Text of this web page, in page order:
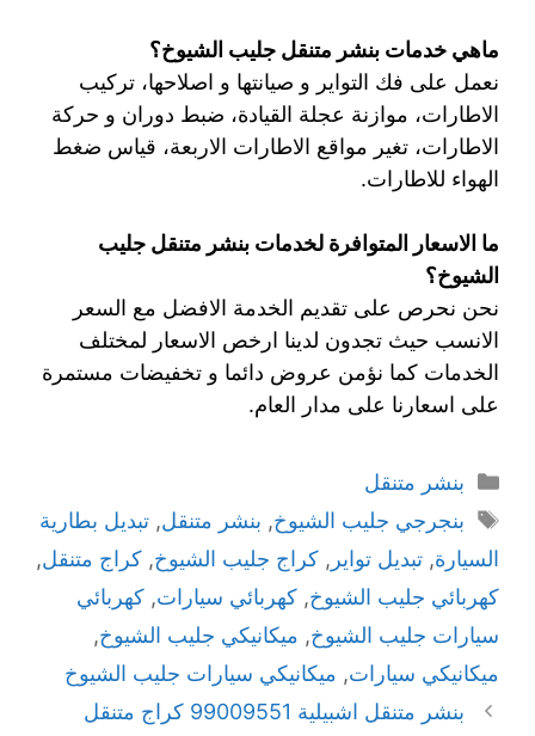
ماهي خدمات بنشر متنقل جليب الشيوخ؟
نعمل على فك التواير و صيانتها و اصلاحها، تركيب
الاطارات، موازنة عجلة القيادة، ضبط دوران و حركة
الاطارات، تغير مواقع الاطارات الاربعة، قياس ضغط
الهواء للاطارات.
ما الاسعار المتوافرة لخدمات بنشر متنقل جليب
الشيوخ؟
نحن نحرص على تقديم الخدمة الافضل مع السعر
الانسب حيث تجدون لدينا ارخص الاسعار لمختلف
الخدمات كما نؤمن عروض دائما و تخفيضات مستمرة
على اسعارنا على مدار العام.
بنشر متنقل
بنجرجي جليب الشيوخ, بنشر متنقل, تبديل بطارية
السيارة, تبديل تواير , كراج جليب الشيوخ, كراج متنقل,
كهربائي جليب الشيوخ, كهربائي سيارات, كهربائي
سيارات جليب الشيوخ, ميكانيكي جليب الشيوخ,
ميكانيكي سيارات, ميكانيكي سيارات جليب الشيوخ
بنشر متنقل اشبيلية 99009551‬ كراج متنقل